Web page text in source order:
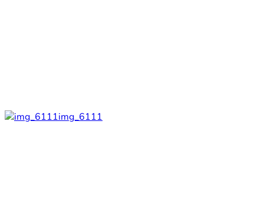
img_6111